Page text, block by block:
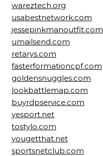
wareztech.org
usabestnetwork.com
jessepinkmanoutfit.com
umailsend.com
retarys.com
fasterformationcpf.com
goldensnuggles.com
lookbattlemap.com
buyrdpservice.com
yesport.net
tostylo.com
yougetthat.net
sportsnetclub.com